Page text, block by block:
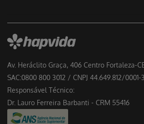
Av. Heráclito Graça, 406 Centro Fortaleza-CE
SAC:0800 800 3012 / CNPJ 44.649.812/0001-
Responsável Técnico:
Dr. Lauro Ferreira Barbanti - CRM 55416